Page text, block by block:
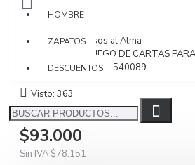
HOMBRE
ZAPATOS
DESCUENTOS
Marca:Besos al Alma
JUEGO DE CARTAS
SKU:7701427540089
Visto: 363
$93.000
Sin IVA $78.151